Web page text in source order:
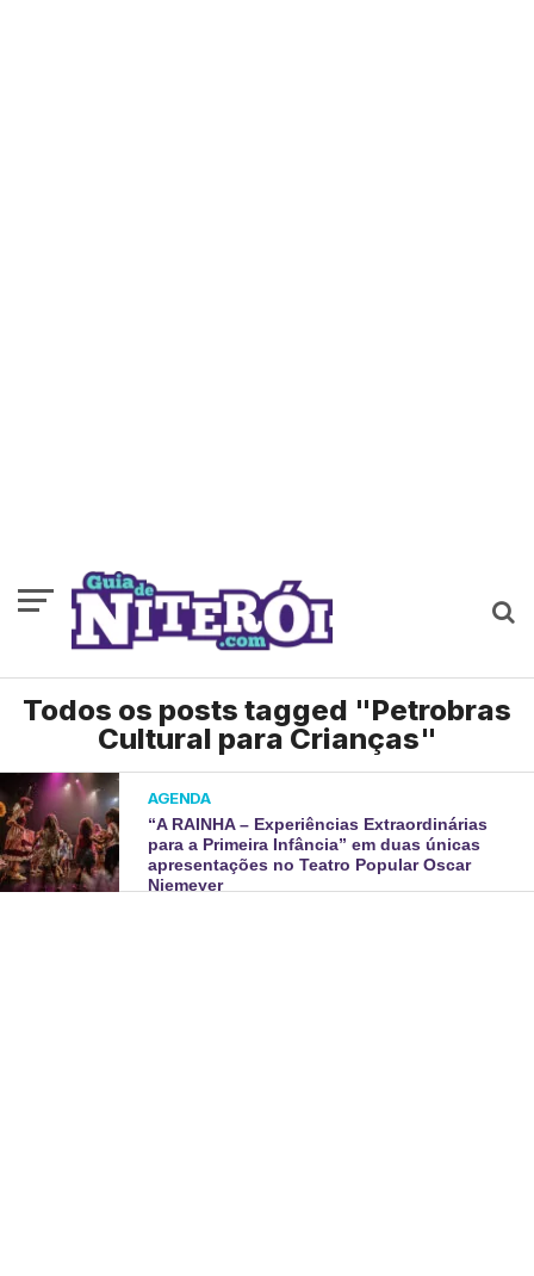
Todos os posts tagged "Petrobras
Cultural para Crianças"
AGENDA
“A RAINHA – Experiências Extraordinárias
para a Primeira Infância” em duas únicas
apresentações no Teatro Popular Oscar
Niemeyer